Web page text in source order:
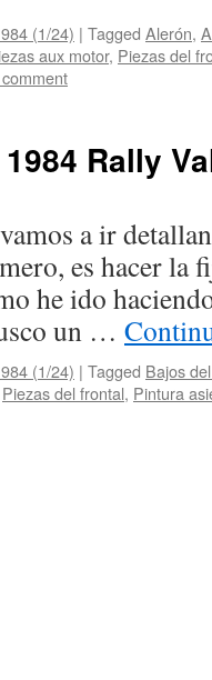
(1/24) | Tagged Alerón,
aux motor, Piezas del
Rally
a ir
es hacer la
he ido
un …
(1/24) | Tagged Bajos
Piezas del frontal, Pintura